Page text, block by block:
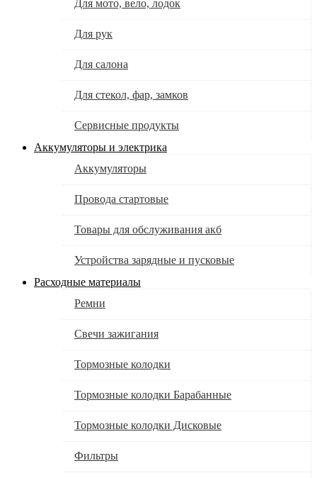
Для мото, вело, лодок
Для рук
Для салона
Для стекол, фар, замков
Сервисные продукты
Аккумуляторы и электрика
Аккумуляторы
Провода стартовые
Товары для обслуживания акб
Устройства зарядные и пусковые
Расходные материалы
Ремни
Свечи зажигания
Тормозные колодки
Тормозные колодки Барабанные
Тормозные колодки Дисковые
Фильтры